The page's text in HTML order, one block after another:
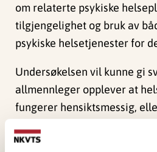
om relaterte psykiske
tilgjengelighet og bruk av
psykiske helsetjenester for
Undersøkelsen vil kunne gi
allmennleger opplever at
fungerer hensiktsmessig,
for mer informasjon,
spesifikke tiltak for kvinner